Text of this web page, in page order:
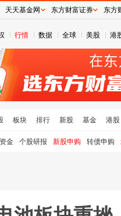
行情 数据 全球 美股 港
板块 排行 新股 基金 港股
金 个股研报 新股申购 转债申购
天天基金网 东方财富证券 东方